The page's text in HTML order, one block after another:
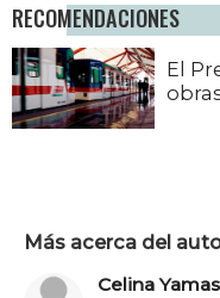
RECOMENDACIONES
El
Más acerca del
Celina